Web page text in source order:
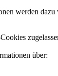
werden
über: